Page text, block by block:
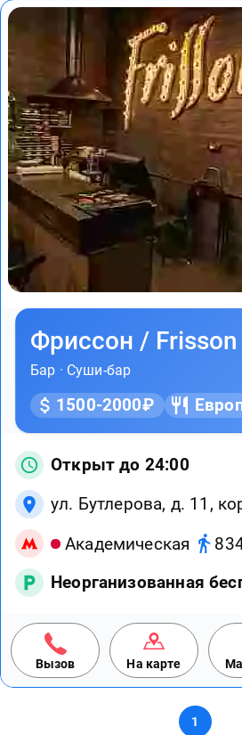
Фриссон / Frisson
Бар · Суши-бар
1500-2000₽
Открыт до 24:00
ул. Бутлерова, д. 11,
Академическая
Неорганизованная
Вызов На карте
1